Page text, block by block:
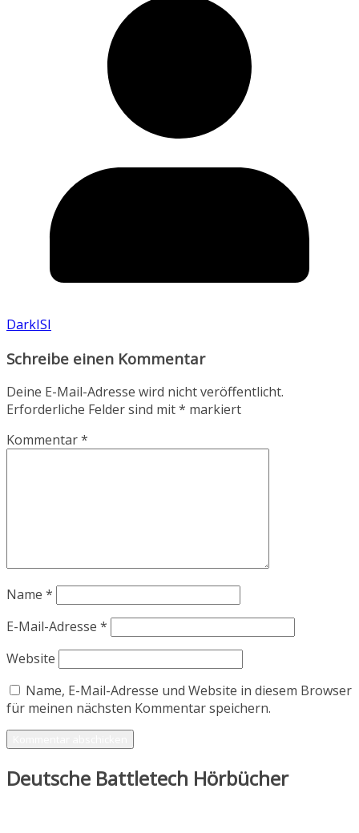
DarkISI
Schreibe einen Kommentar
Deine E-Mail-Adresse wird nicht veröffentlicht.
Erforderliche Felder sind mit* markiert
Kommentar*
Name *
E-Mail-Adresse *
Website
Name, E-Mail-Adresse und Website in diesem Browser
für meinen nächsten Kommentar speichern.
Deutsche Battletech Hörbücher